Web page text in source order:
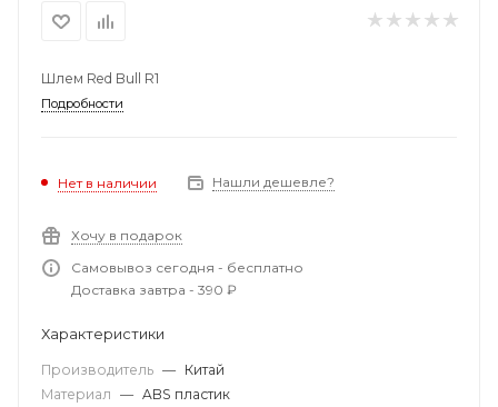
Шлем Red Bull R1
Подробности
Нет в наличии Нашли дешевле?
Хочу в подарок
Самовывоз сегодня - бесплатно
Доставка завтра - 390 ₽
Характеристики
Производитель — Китай
Материал — ABS пластик